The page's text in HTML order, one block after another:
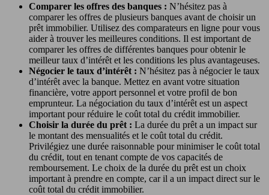
Comparer les offres des banques : N’hésitez pas à
comparer les offres de plusieurs banques avant de choisir un
prêt immobilier. Utilisez des comparateurs en ligne pour vous
aider à trouver les meilleures conditions. Il est important de
comparer les offres de différentes banques pour obtenir le
meilleur taux d’intérêt et les conditions les plus avantageuses.
Négocier le taux d’intérêt : N’hésitez pas à négocier le taux
d’intérêt avec la banque. Mettez en avant votre situation
financière, votre apport personnel et votre profil de bon
emprunteur. La négociation du taux d’intérêt est un aspect
important pour réduire le coût total du crédit immobilier.
Choisir la durée du prêt : La durée du prêt a un impact sur
le montant des mensualités et le coût total du crédit.
Privilégiez une durée raisonnable pour minimiser le coût total
du crédit, tout en tenant compte de vos capacités de
remboursement. Le choix de la durée du prêt est un choix
important à prendre en compte, car il a un impact direct sur le
coût total du crédit immobilier.